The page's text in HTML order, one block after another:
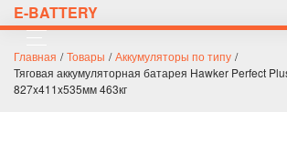
E-BATTERY
Главная / Товары / Аккумуляторы по типу /
Тяговая аккумуляторная батарея Hawker Perfect
827x411x535мм 463кг